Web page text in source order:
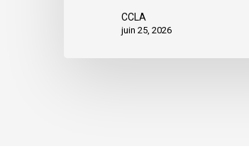
CCLA
juin 25, 2026